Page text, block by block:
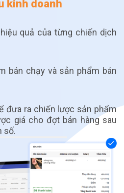
kinh doanh
quả của từng chiến dịch
bán chạy và sản phẩm bán
đưa ra chiến lược sản phẩm
giá cho đợt bán hàng sau
số.